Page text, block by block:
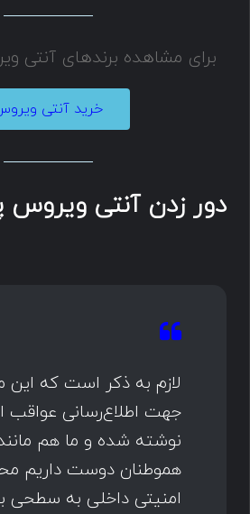
برای مشاهده برندهای آنتی
خرید آنتی
دور زدن آنتی ویروس
لازم به ذکر است که این
جهت اطلاع‌رسانی عواقب
نوشته شده و ما هم
هموطنان دوست داریم
امنیتی داخلی به سطحی